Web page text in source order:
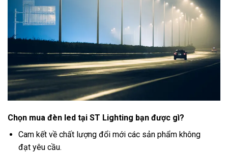
Chọn mua đèn led tại ST Lighting bạn được gì?
Cam kết về chất lượng đổi mới các sản phẩm không
đạt yêu cầu.